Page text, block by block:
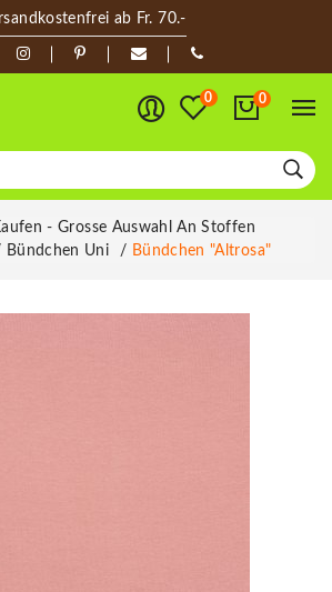
ab Fr. 70.-
0 0
- Grosse Auswahl An Stoffen
Bündchen Uni Bündchen "altrosa"